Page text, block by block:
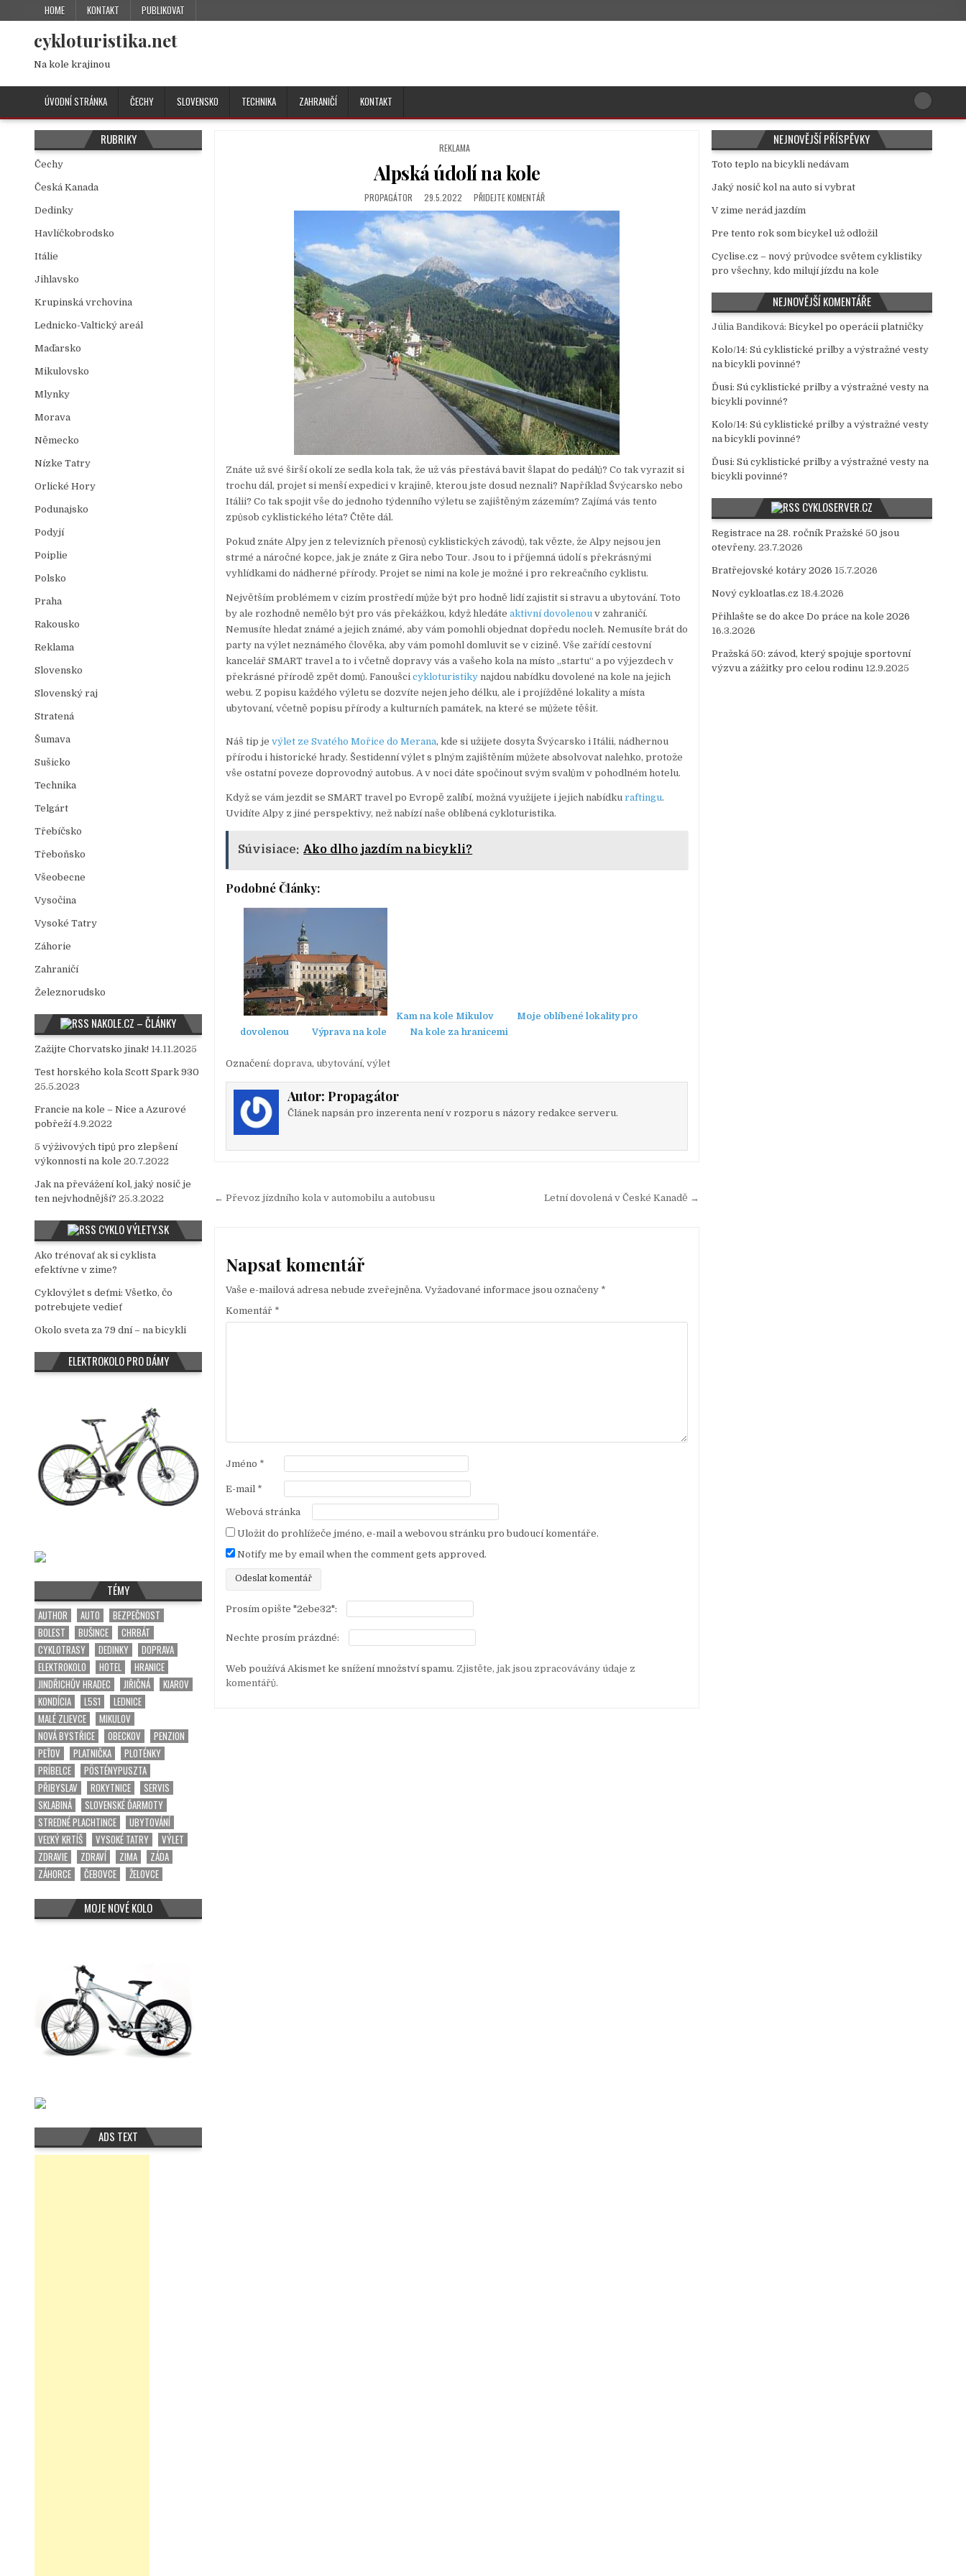
HOME KONTAKT PUBLIKOVAT
cykloturistika.net
Na kole krajinou
ÚVODNÍ STRÁNKA ČECHY SLOVENSKO TECHNIKA ZAHRANIČÍ KONTAKT
P
S
T
E
D
REKLAMA
Alpská údolí na kole
PROPAGÁTOR 29.5.2022 PŘIDEJTE KOMENTÁŘ
Znáte už své širší okolí ze sedla kola tak, že už vás přestává bavit šlapat do pedálů? Co tak vyrazit si
trochu dál, projet si menší expedici v krajině, kterou jste dosud neznali? Například Švýcarsko nebo
Itálii? Co tak spojit vše do jednoho týdenního výletu se zajištěným zázemím? Zajímá vás tento
způsob cyklistického léta? Čtěte dál.
Pokud znáte Alpy jen z televizních přenosů cyklistických závodů, tak vězte, že Alpy nejsou jen
strmé a náročné kopce, jak je znáte z Gira nebo Tour. Jsou to i příjemná údolí s překrásnými
vyhlídkami do nádherné přírody. Projet se nimi na kole je možné i pro rekreačního cyklistu.
Největším problémem v cizím prostředí může být pro hodně lidí zajistit si stravu a ubytování. Toto
by ale rozhodně nemělo být pro vás překážkou, když hledáteaktivní dovolenou v zahraničí.
Nemusíte hledat známé a jejich známé, aby vám pomohli objednat dopředu nocleh. Nemusíte brát do
party na výlet neznámého člověka, aby vám pomohl domluvit se v cizině. Vše zařídí cestovní
kancelář SMART travel a to i včetně dopravy vás a vašeho kola na místo „startu“ a po výjezdech v
překrásné přírodě zpět domů. Fanoušcicykloturistiky najdou nabídku dovolené na kole na jejich
webu. Z popisu každého výletu se dozvíte nejen jeho délku, ale i projížděné lokality a místa
ubytovaní, včetně popisu přírody a kulturních památek, na které se můžete těšit.
Náš tip jevýlet ze Svatého Mořice do Merana, kde si užijete dosyta Švýcarsko i Itálii, nádhernou
přírodu i historické hrady. Šestidenní výlet s plným zajištěním můžete absolvovat nalehko, protože
vše ostatní poveze doprovodný autobus. A v noci dáte spočinout svým svalům v pohodlném hotelu.
Když se vám jezdit se SMART travel po Evropě zalíbí, možná využijete i jejich nabídkuraftingu.
Uvidíte Alpy z jiné perspektivy, než nabízí naše oblíbená cykloturistika.
Súvisiace: Ako dlho jazdím na bicykli?
Podobné Články:
Kam na kole Mikulov
Moje oblíbené lokality pro
dovolenou
Výprava na kole Na kole za hranicemi
Označení:doprava, ubytování,výlet
Autor: Propagátor
Článek napsán pro inzerenta není v rozporu s názory redakce serveru.
g
p
k
← Převoz jízdního kola v automobilu a autobusu Letní dovolená v České Kanadě →
Napsat komentář
Vaše e-mailová adresa nebude zveřejněna. Vyžadované informace jsou označeny *
Komentář *
Jméno *
E-mail *
Webová stránka
Uložit do prohlížeče jméno, e-mail a webovou stránku pro budoucí komentáře.
Notify me by email when the comment gets approved.
Prosím opište "2ebe32":
Nechte prosím prázdné:
Web používá Akismet ke snížení množství spamu. Zjistěte, jak jsou zpracovávány údaje z
komentářů.
RUBRIKY
Čechy
Česká Kanada
Dedinky
Havlíčkobrodsko
Itálie
Jihlavsko
Krupinská vrchovina
Lednicko-Valtický areál
Maďarsko
Mikulovsko
Mlynky
Morava
Německo
Nízke Tatry
Orlické Hory
Podunajsko
Podyjí
Poiplie
Polsko
Praha
Rakousko
Reklama
Slovensko
Slovenský raj
Stratená
Šumava
Sušicko
Technika
Telgárt
Třebíčsko
Třeboňsko
Všeobecne
Vysočina
Vysoké Tatry
Záhorie
Zahraničí
Železnorudsko
NAKOLE.CZ – ČLÁNKY
Zažijte Chorvatsko jinak! 14.11.2025
Test horského kola Scott Spark 930
25.5.2023
Francie na kole – Nice a Azurové
pobřeží 4.9.2022
5 výživových tipů pro zlepšení
výkonnosti na kole 20.7.2022
Jak na převážení kol, jaký nosič je
ten nejvhodnější? 25.3.2022
CYKLO VÝLETY.SK
Ako trénovať ak si cyklista
efektívne v zime?
Cyklovýlet s deťmi: Všetko, čo
potrebujete vedieť
Okolo sveta za 79 dní – na bicykli
ELEKTROKOLO PRO DÁMY
TÉMY
AUTHOR AUTO
BEZPEČNOST
BOLEST
BUŠINCE
CHRBÁT
CYKLOTRASY
DEDINKY
DOPRAVA
ELEKTROKOLO
HOTEL
HRANICE
JINDŘICHŮV HRADEC
JIŘIČNÁ
KIAROV
KONDÍCIA
L5S1
LEDNICE
MALÉ ZLIEVCE
MIKULOV
NOVÁ BYSTŘICE
OBECKOV
PENZION
PEŤOV
PLATNIČKA
PLOTÉNKY
PRÍBELCE
PÖSTÉNYPUSZTA
PŘIBYSLAV
ROKYTNICE
SERVIS
SKLABINÁ
SLOVENSKÉ ĎARMOTY
STREDNÉ PLACHTINCE
UBYTOVÁNÍ
VEĽKÝ KRTÍŠ
VYSOKÉ TATRY
VÝLET
ZDRAVIE
ZDRAVÍ ZIMA
ZÁDA
ZÁHORCE
ČEBOVCE ŽELOVCE
MOJE NOVÉ KOLO
ADS TEXT
NEJNOVĚJŠÍ PŘÍSPĚVKY
Toto teplo na bicykli nedávam
Jaký nosič kol na auto si vybrat
V zime nerád jazdím
Pre tento rok som bicykel už odložil
Cyclise.cz – nový průvodce světem cyklistiky
pro všechny, kdo milují jízdu na kole
NEJNOVĚJŠÍ KOMENTÁŘE
Júlia Bandiková: Bicykel po operácii platničky
Kolo/14: Sú cyklistické prilby a výstražné vesty
na bicykli povinné?
Ďusi: Sú cyklistické prilby a výstražné vesty na
bicykli povinné?
Kolo/14: Sú cyklistické prilby a výstražné vesty
na bicykli povinné?
Ďusi: Sú cyklistické prilby a výstražné vesty na
bicykli povinné?
CYKLOSERVER.CZ
Registrace na 28. ročník Pražské 50 jsou
otevřeny. 23.7.2026
Bratřejovské kotáry 2026 15.7.2026
Nový cykloatlas.cz 18.4.2026
Přihlašte se do akce Do práce na kole 2026
16.3.2026
Pražská 50: závod, který spojuje sportovní
výzvu a zážitky pro celou rodinu 12.9.2025